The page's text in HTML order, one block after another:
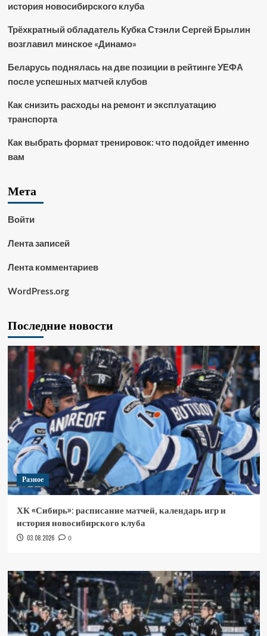
история новосибирского клуба
Трёхкратный обладатель Кубка Стэнли Сергей Брылин
возглавил минское «Динамо»
Беларусь поднялась на две позиции в рейтинге УЕФА
после успешных матчей клубов
Как снизить расходы на ремонт и эксплуатацию
транспорта
Как выбрать формат тренировок: что подойдет именно
вам
Мета
Войти
Лента записей
Лента комментариев
WordPress.org
Последние новости
Разное
ХК «Сибирь»: расписание матчей, календарь игр и
история новосибирского клуба
03.08.2026 0